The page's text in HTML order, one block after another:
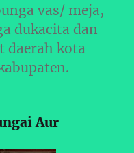
vas/ meja,
dukacita dan
daerah kota
Aur